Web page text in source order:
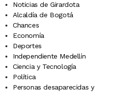
Noticias de Girardota
Alcaldía de Bogotá
Chances
Economía
Deportes
Independiente Medellín
Ciencia y Tecnología
Política
Personas desaparecidas y